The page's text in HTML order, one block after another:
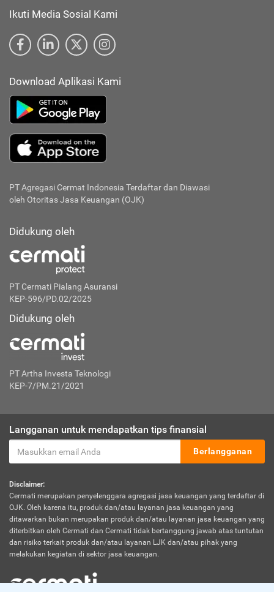
Ikuti Media Sosial Kami
Download Aplikasi Kami
PT Agregasi Cermat Indonesia Terdaftar dan Diawasi
oleh Otoritas Jasa Keuangan (OJK)
Didukung oleh
PT Cermati Pialang Asuransi
KEP-596/PD.02/2025
Didukung oleh
PT Artha Investa Teknologi
KEP-7/PM.21/2021
Langganan untuk mendapatkan tips finansial
Berlangganan
Disclaimer:
Cermati merupakan penyelenggara agregasi jasa keuangan yang terdaftar di
OJK. Oleh karena itu, produk dan/atau layanan jasa keuangan yang
ditawarkan bukan merupakan produk dan/atau layanan jasa keuangan yang
diterbitkan oleh Cermati dan Cermati tidak bertanggung jawab atas tuntutan
dan risiko terkait produk dan/atau layanan LJK dan/atau pihak yang
melakukan kegiatan di sektor jasa keuangan.